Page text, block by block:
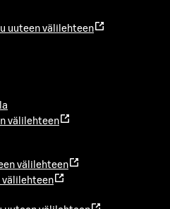
uuteen välilehteen
välilehteen
välilehteen
välilehteen